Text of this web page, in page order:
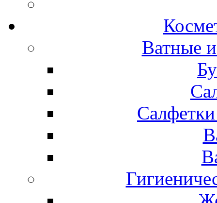
Ватные